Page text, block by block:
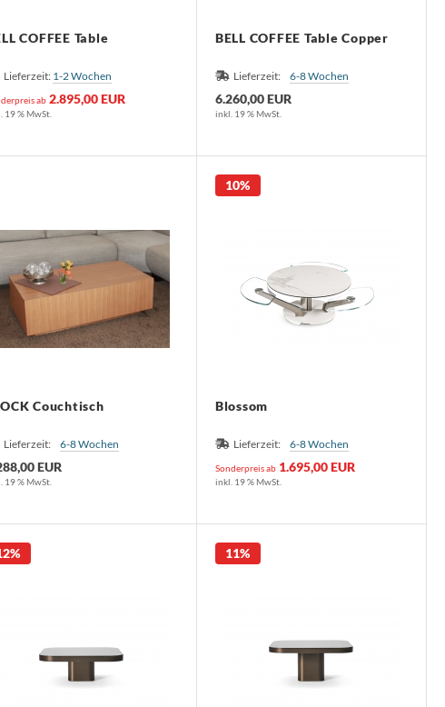
COFFEE Table
Lieferzeit: 1-2 Wochen
ab 2.895,00 EUR
19 % MwSt.
BELL COFFEE Table Copper
Lieferzeit: 6-8 Wochen
6.260,00 EUR
inkl. 19 % MwSt.
Couchtisch
Lieferzeit: 6-8 Wochen
EUR
19 % MwSt.
Blossom
Lieferzeit: 6-8 Wochen
Sonderpreis ab 1.695,00 EUR
10%
inkl. 19 % MwSt.
11%